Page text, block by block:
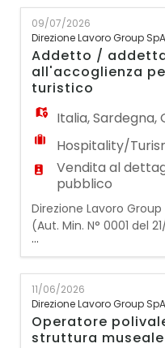
occuperà della pulizia,
manutenzione delle
comuni in una
città di Olbia. Requisiti:
09/07/2026
Direzione Lavoro Group SpA
Addetto /
all'accoglienza
turistico
Italia,Sardegna,
Hospitality/
Vendita al
pubblico
Direzione Lavoro Group
(Aut. Min. N° 0001 del
importante azienda
ADDETTO / ADDETTA
UFFICIO TURISTICO
occuperà delle attività
informazione e
fornendo assistenza ai
...
11/06/2026
Direzione Lavoro Group SpA
Operatore
struttura museale